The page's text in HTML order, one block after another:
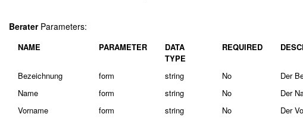
BeraterParameters:
NAME PARAMETER
DATA
TYPE
REQUIRED
Bezeichnung form string No
Der
Name
form string No
Der
Vorname
form string No
Der